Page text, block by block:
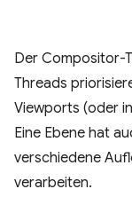
Der Compositor-
Threads
Viewports (oder
Eine Ebene hat
verschiedene
verarbeiten.